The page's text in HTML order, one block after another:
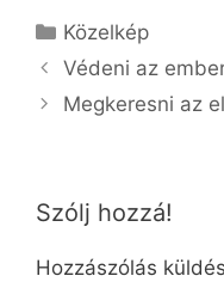
Kategória
Közelkép
Védeni az
Megkeresni az
Szólj hozzá!
Hozzászólás